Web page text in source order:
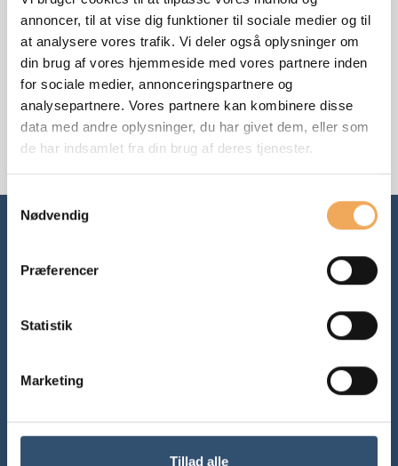
annoncer, til at vise dig funktioner til sociale medier og til
at analysere vores trafik. Vi deler også oplysninger om
din brug af vores hjemmeside med vores partnere inden
for sociale medier, annonceringspartnere og
analysepartnere. Vores partnere kan kombinere disse
data med andre oplysninger, du har givet dem, eller som
de har indsamlet fra din brug af deres tjenester.
Samtykkevalg
Nødvendig
Præferencer
Statistik
Marketing
Tillad alle
undervejs.
Er du ny bruger af iBinder, kan vi anbefale webinaret
”iBinder for nye brugere” som man kan melde sig til på
vores hjemmeside. Der går vi blandt andet igennem alle
grundlæggende funktioner i iBinder.